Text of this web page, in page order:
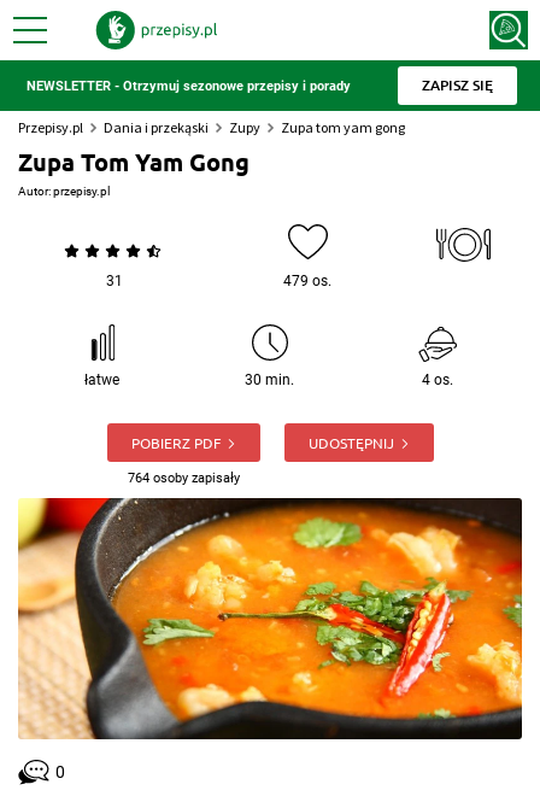
NEWSLETTER - Otrzymuj sezonowe przepisy i porady ZAPISZ SIĘ
Przepisy.pl Dania i przekąski Zupy Zupa tom yam gong
Zupa Tom Yam Gong
Autor:przepisy.pl
31 479 os.
łatwe 30 min. 4 os.
POBIERZ PDF
764 osoby zapisały
UDOSTĘPNIJ
0